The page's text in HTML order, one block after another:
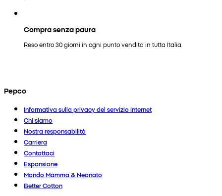
Compra senza paura
Reso entro 30 giorni in ogni punto vendita in tutta Italia.
Pepco
Informativa sulla privacy del servizio internet
Chi siamo
Nostra responsabilità
Carriera
Contattaci
Espansione
Mondo Mamma & Neonato
Better Cotton